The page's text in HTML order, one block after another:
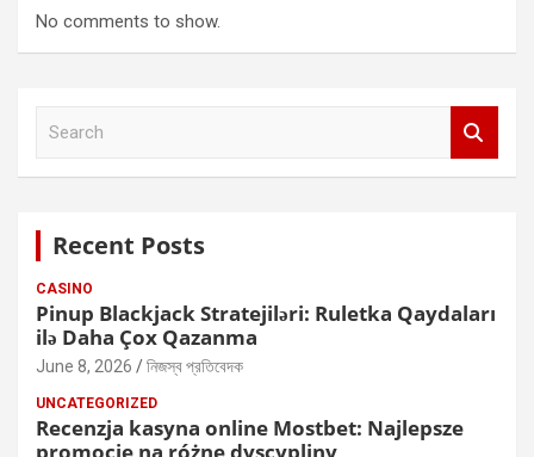
No comments to show.
Recent Posts
CASINO
Pinup Blackjack Stratejiləri: Ruletka Qaydaları
ilə Daha Çox Qazanma
June 8, 2026 নিজস্ব প্রতিবেদক
UNCATEGORIZED
Recenzja kasyna online Mostbet: Najlepsze